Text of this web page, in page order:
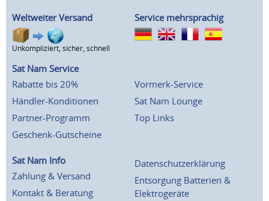
Weltweiter Versand
Unkompliziert, sicher, schnell
Service mehrsprachig
Sat Nam Service
Rabatte bis 20%
Händler-Konditionen
Partner-Programm
Geschenk-Gutscheine
Vormerk-Service
Sat Nam Lounge
Top Links
Sat Nam Info
Zahlung & Versand
Kontakt & Beratung
Datenschutzerklärung
Entsorgung Batterien &
Elektrogeräte